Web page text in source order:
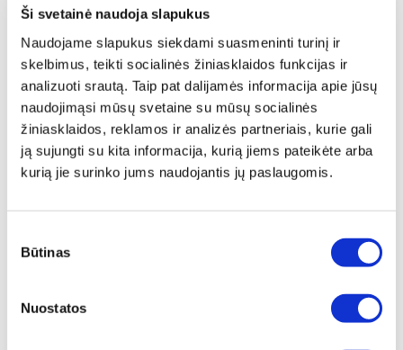
Ši svetainė naudoja slapukus
Naudojame slapukus siekdami suasmeninti turinį ir
skelbimus, teikti socialinės žiniasklaidos funkcijas ir
analizuoti srautą. Taip pat dalijamės informacija apie jūsų
naudojimąsi mūsų svetaine su mūsų socialinės
žiniasklaidos, reklamos ir analizės partneriais, kurie gali
ją sujungti su kita informacija, kurią jiems pateikėte arba
kurią jie surinko jums naudojantis jų paslaugomis.
pasirinkimas
Būtinas
Nuostatos
Pasidalinti:
Aprašymas
Apsipirkite patogiai naudodami šį pirkinių krepšelį.
Pristatymas
visur. Itin erdvus ir patvarus, gali būti naudojamas
kasdieniniam apsipirkimui arba sunkiems kroviniams iki
Techniniai duomenys